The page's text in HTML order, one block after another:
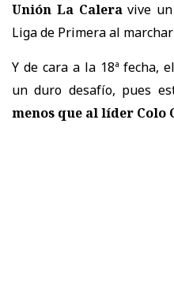
Unión La Caleravive un
Liga de Primera al
Y de cara a la 18ª fecha,
un duro desafío, pues
menos que al líder Colo